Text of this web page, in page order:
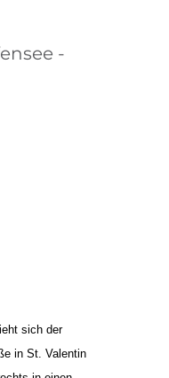
-
sich der
in St. Valentin